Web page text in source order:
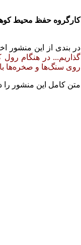
کارگروه حفظ محیط
در بندی از این منشور
گذاریم... در هنگام رول
روی سنگ‌ها و صخره‌ها
متن کامل این منشور را